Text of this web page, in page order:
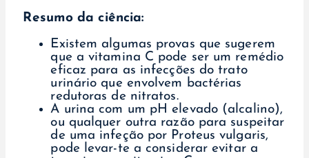
Resumo da ciência:
Existem algumas provas que sugerem
que a vitamina C pode ser um remédio
eficaz para as infecções do trato
urinário que envolvem bactérias
redutoras de nitratos.
A urina com um pH elevado (alcalino),
ou qualquer outra razão para suspeitar
de uma infeção por Proteus vulgaris,
pode levar-te a considerar evitar a